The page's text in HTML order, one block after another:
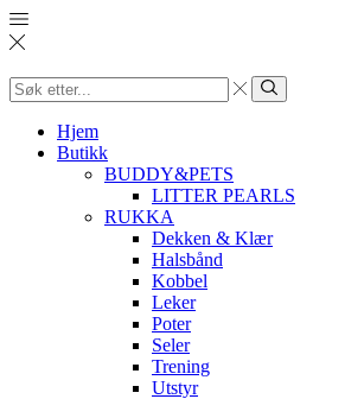
Search
input
Søk
Hjem
Butikk
BUDDY&PETS
LITTER PEARLS
RUKKA
Dekken & Klær
Halsbånd
Kobbel
Leker
Poter
Seler
Trening
Utstyr